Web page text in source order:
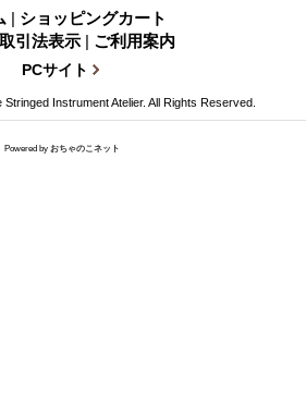
| ショッピングカート
引法表示 | ご利用案内
PCサイト
Instrument Atelier. All Rights Reserved.
Powered by おちゃのこネット